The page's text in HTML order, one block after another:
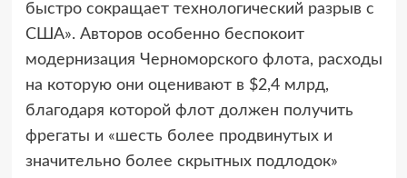
быстро сокращает технологический разрыв с
США». Авторов особенно беспокоит
модернизация Черноморского флота, расходы
на которую они оценивают в $2,4 млрд,
благодаря которой флот должен получить
фрегаты и «шесть более продвинутых и
значительно более скрытных подлодок»